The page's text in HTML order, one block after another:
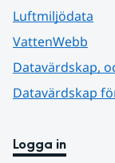
Luftmiljödata
VattenWebb
Datavärdskap,
Datavärdskap
Logga in